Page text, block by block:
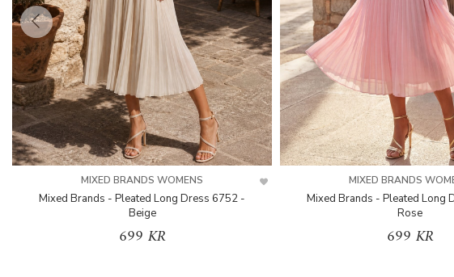
MIXED BRANDS WOMENS
Mixed Brands - Pleated Long Dress 6752 -
Beige
699 KR
MIXED BRANDS
Mixed Brands - Pleated Long
Rose
699 KR